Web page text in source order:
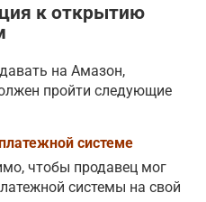
к открытию
на Амазон,
пройти следующие
системе
чтобы продавец мог
системы на свой